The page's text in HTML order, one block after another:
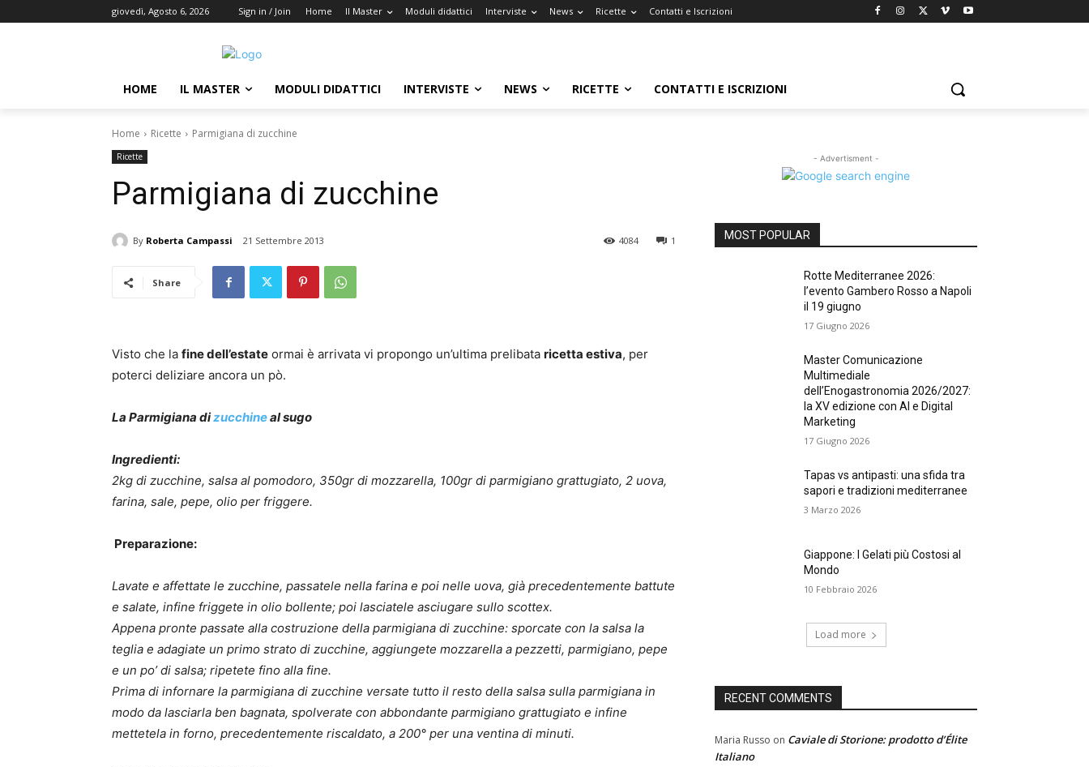
giovedì, Agosto 6, 2026 Sign in / Join Home Il Master Moduli didattici Interviste News Ricette Contatti e Iscrizioni
HOME IL MASTER MODULI DIDATTICI INTERVISTE NEWS RICETTE CONTATTI E ISCRIZIONI
Home Ricette Parmigiana di zucchine
Ricette
Parmigiana di zucchine
By Roberta Campassi 21 Settembre 2013 1
4084
Share
Visto che la fine dell’estate ormai è arrivata vi propongo un’ultima prelibata ricetta estiva, per
poterci deliziare ancora un pò.
La Parmigiana dizucchineal sugo
Ingredienti:
2kg di zucchine, salsa al pomodoro, 350gr di mozzarella, 100gr di parmigiano grattugiato, 2 uova,
farina, sale, pepe, olio per friggere.
Preparazione:
Lavate e affettate le zucchine, passatele nella farina e poi nelle uova, già precedentemente battute
e salate, infine friggete in olio bollente; poi lasciatele asciugare sullo scottex.
Appena pronte passate alla costruzione della parmigiana di zucchine: sporcate con la salsa la
teglia e adagiate un primo strato di zucchine, aggiungete mozzarella a pezzetti, parmigiano, pepe
e un po’ di salsa; ripetete fino alla fine.
Prima di infornare la parmigiana di zucchine versate tutto il resto della salsa sulla parmigiana in
modo da lasciarla ben bagnata, spolverate con abbondante parmigiano grattugiato e infine
mettetela in forno, precedentemente riscaldato, a 200° per una ventina di minuti.
- Advertisment -
MOST POPULAR
Rotte Mediterranee 2026:
l’evento Gambero Rosso a Napoli
il 19 giugno
17 Giugno 2026
Master Comunicazione
Multimediale
dell’Enogastronomia 2026/2027:
la XV edizione con AI e Digital
Marketing
17 Giugno 2026
Tapas vs antipasti: una sfida tra
sapori e tradizioni mediterranee
3 Marzo 2026
Giappone: I Gelati più Costosi al
Mondo
10 Febbraio 2026
Load more
RECENT COMMENTS
Maria Russo on Caviale di Storione: prodotto d’Élite
Italiano